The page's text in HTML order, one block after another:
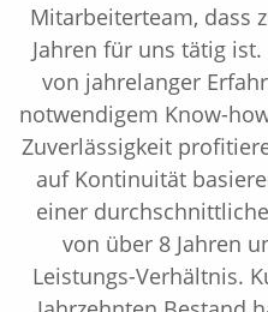
Mitarbeiterteam, dass
Jahren für uns tätig
von jahrelanger
notwendigem Know-
Zuverlässigkeit
auf Kontinuität
einer
von über 8 Jahren
Leistungs-Verhältnis.